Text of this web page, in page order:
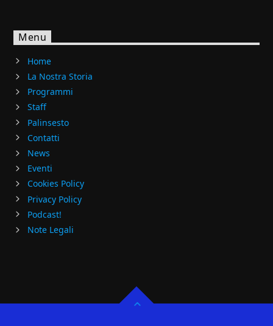
Menu
Home
La Nostra Storia
Programmi
Staff
Palinsesto
Contatti
News
Eventi
Cookies Policy
Privacy Policy
Podcast!
Note Legali